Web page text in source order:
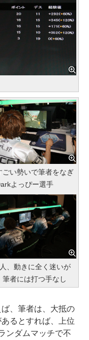
ごい勢いで筆者をなぎ
よっぴー選手
、動きに全く迷いが
筆者には打つ手なし
、筆者は、大抵の
るとすれば、上位
ンダムマッチで不